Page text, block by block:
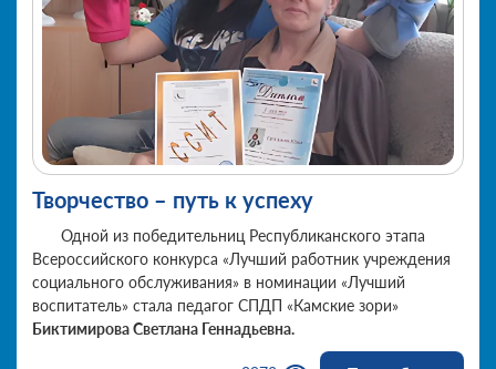
Творчество – путь к успеху
Одной из победительниц Республиканского этапа
Всероссийского конкурса «Лучший работник учреждения
социального обслуживания» в номинации «Лучший
воспитатель» стала педагог СПДП «Камские зори»
Биктимирова Светлана Геннадьевна.